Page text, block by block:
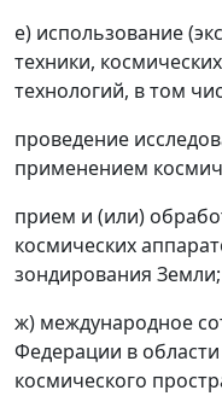
е) использование
техники,
технологий, в том
проведение
применением
прием и (или)
космических
зондирования Земли;
ж) международное
Федерации в
космического